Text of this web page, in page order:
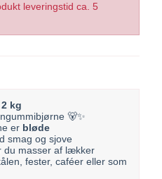
leveringstid ca. 5
kg
🐻✨
er bløde
smag og sjove
du masser af lækker
fester, caféer eller som